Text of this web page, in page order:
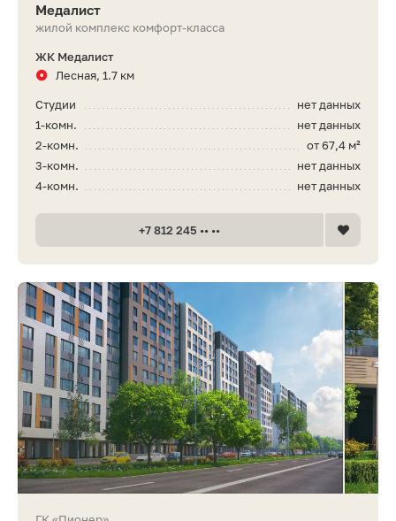
Медалист
жилой комплекс комфорт-класса
ЖК Медалист
Лесная, 1.7 км
нет данных
Студии
нет данных
1-комн.
от 67,4 м²
2-комн.
нет данных
3-комн.
нет данных
4-комн.
+7 812 245 •• ••